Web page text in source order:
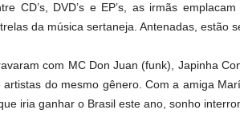
CD’s, DVD’s e EP’s, as irmãs
da música sertaneja. Antenadas, estão
com MC Don Juan (funk), Japinha
artistas do mesmo gênero. Com a amiga
iria ganhar o Brasil este ano, sonho